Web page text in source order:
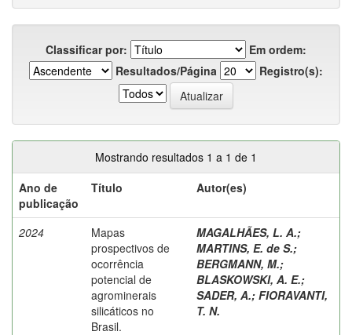
Classificar por:
Em ordem:
Resultados/Página
Registro(s):
Mostrando resultados 1 a 1 de 1
Ano de
publicação
Título Autor(es)
2024
Mapas
prospectivos de
ocorrência
potencial de
agrominerais
silicáticos no
Brasil.
MAGALHÃES, L. A.;
MARTINS, E. de S.;
BERGMANN, M.;
BLASKOWSKI, A. E.;
SADER, A.; FIORAVANTI,
T. N.